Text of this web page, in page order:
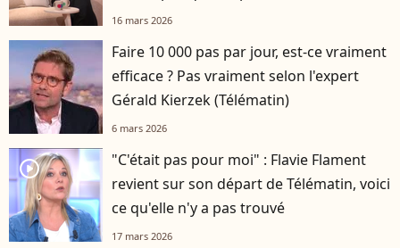
16 mars 2026
Faire 10 000 pas par jour, est-ce vraiment
efficace ? Pas vraiment selon l'expert
Gérald Kierzek (Télématin)
6 mars 2026
player2
"C'était pas pour moi" : Flavie Flament
revient sur son départ de Télématin, voici
ce qu'elle n'y a pas trouvé
17 mars 2026